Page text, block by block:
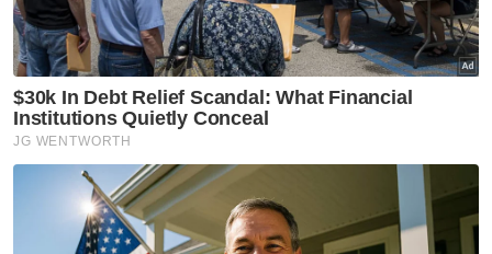
memasuki siri kedua melibatkan 50 peserta,
35 daripadanya adalah perempuan masing-
masing lepasan Sijil Pelajaran Malaysia (SPM),
Sijil Tinggi Persekolahan Malaysia (STPM) dan
Sijil Tinggi Agama Malaysia (STAM).
Program kali ini berlangsung dari 29
Disember hingga 31 Mac depan, selain
menghafaz, PTI juga menawarkan modul